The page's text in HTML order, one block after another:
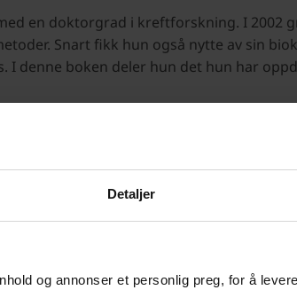
Detaljer
og annonser et personlig preg, for å
en doktorgrad i kreftforskning. I 2002
Snart fikk hun også nytte av sin
I denne boken deler hun det hun har
0,333 kg